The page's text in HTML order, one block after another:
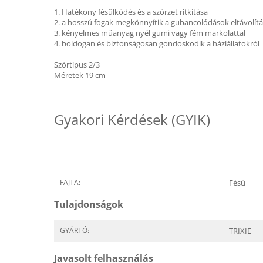
1. Hatékony fésülködés és a szőrzet ritkítása
2. a hosszú fogak megkönnyítik a gubancolódások
3. kényelmes műanyag nyél gumi vagy fém markolattal
4. boldogan és biztonságosan gondoskodik a háziállatokról
Szőrtípus 2/3
Méretek 19 cm
Gyakori Kérdések (GYIK)
FAJTA: Fésű
Tulajdonságok
GYÁRTÓ: TRIXIE
Javasolt felhasználás